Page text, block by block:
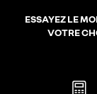
ESSAYEZ LE
VOTRE